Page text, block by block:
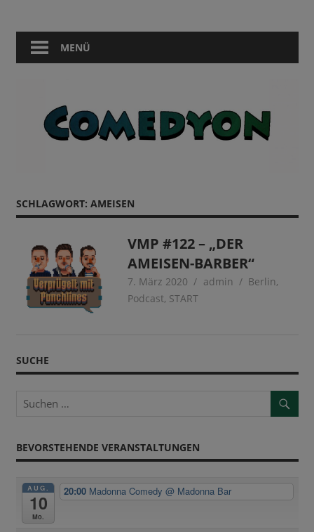
springen
Comedyon
Berlin
MENÜ
SCHLAGWORT: AMEISEN
VMP #122 – „DER
AMEISEN-BARBER“
7. März 2020 admin Berlin,
Podcast, START
SUCHE
BEVORSTEHENDE VERANSTALTUNGEN
AUG.
10
Mo.
20:00 Madonna Comedy@ Madonna Bar